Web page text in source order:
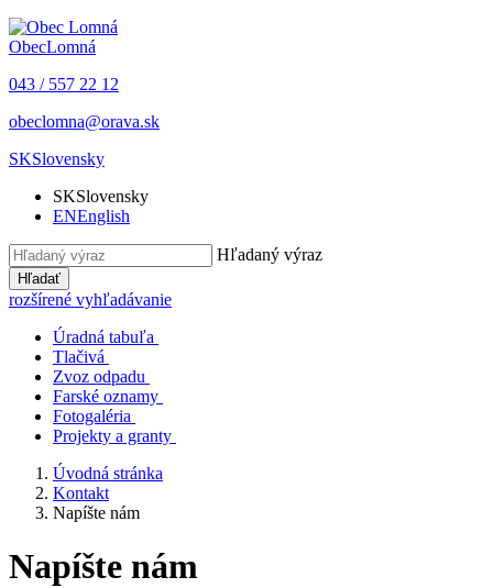
ObecLomná
043 / 557 22 12
obeclomna@orava.sk
SKSlovensky
SKSlovensky
ENEnglish
Hľadaný výraz
Hľadať
rozšírené vyhľadávanie
Úradná tabuľa
Tlačivá
Zvoz odpadu
Farské oznamy
Fotogaléria
Projekty a granty
Úvodná stránka
Kontakt
Napíšte nám
Napíšte nám